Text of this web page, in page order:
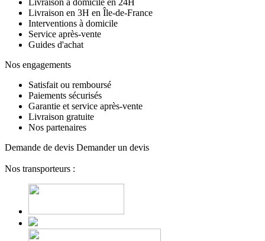
Livraison en 3H en Île-de-France
Interventions à domicile
Service après-vente
Guides d'achat
Nos engagements
Satisfait ou remboursé
Paiements sécurisés
Garantie et service après-vente
Livraison gratuite
Nos partenaires
Demande de devis Demander un devis
Nos transporteurs :